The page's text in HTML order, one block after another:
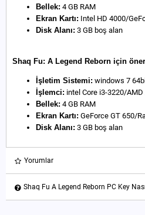
Bellek: 4 GB RAM
Ekran Kartı: Intel HD 4000/
Disk Alanı: 3 GB boş alan
Shaq Fu: A Legend Reborn için
İşletim Sistemi: windows 7
İşlemci: intel Core i3-3220/AMD
Bellek: 4 GB RAM
Ekran Kartı: GeForce GT 650/
Disk Alanı: 3 GB boş alan
Yorumlar
Shaq Fu A Legend Reborn PC Key